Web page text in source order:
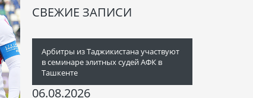
СВЕЖИЕ ЗАПИСИ
Арбитры из Таджикистана участвуют
в семинаре элитных судей АФК в
Ташкенте
06.08.2026